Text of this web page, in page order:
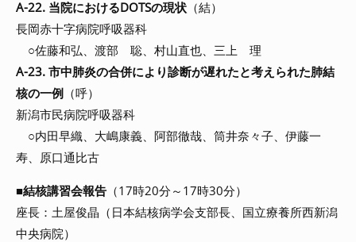
A-22. 当院におけるDOTSの現状 （結）
長岡赤十字病院呼吸器科
○佐藤和弘、渡部 聡、村山直也、三上 理
A-23. 市中肺炎の合併により診断が遅れたと考えられた肺結
核の一例 （呼）
新潟市民病院呼吸器科
○内田早織、大嶋康義、阿部徹哉、筒井奈々子、伊藤一
寿、原口通比古
■結核講習会報告 （17時20分～17時30分）
座長：土屋俊晶（日本結核病学会支部長、国立療養所西新潟
中央病院）